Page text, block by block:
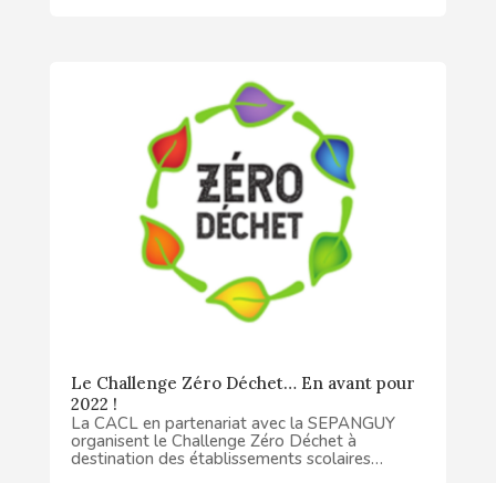
Le Challenge Zéro Déchet… En avant pour
2022 !
La CACL en partenariat avec la SEPANGUY
organisent le Challenge Zéro Déchet à
destination des établissements scolaires…